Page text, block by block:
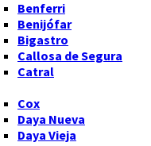
Benferri
Benijófar
Bigastro
Callosa de Segura
Catral
Cox
Daya Nueva
Daya Vieja